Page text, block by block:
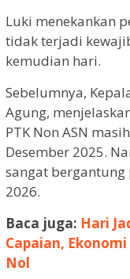
Luki menekankan
tidak terjadi
kemudian hari.
Sebelumnya,
Agung,
PTK Non ASN
Desember 2025.
sangat bergantung
2026.
Baca juga: Hari
Capaian,
Nol